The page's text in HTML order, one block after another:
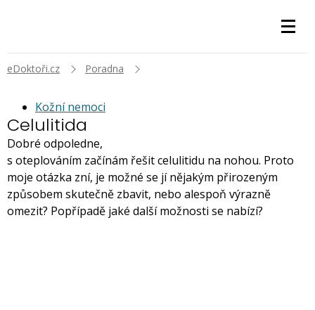
eDoktoři.cz Poradna
Kožní nemoci
Celulitida
Dobré odpoledne,
s oteplováním začínám řešit celulitidu na nohou. Proto
moje otázka zní, je možné se jí nějakým přirozeným
způsobem skutečně zbavit, nebo alespoň výrazně
omezit? Popřípadě jaké další možnosti se nabízí?